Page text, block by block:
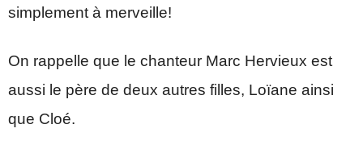
simplement à merveille!
On rappelle que le chanteur Marc Hervieux est
aussi le père de deux autres filles, Loïane ainsi
que Cloé.